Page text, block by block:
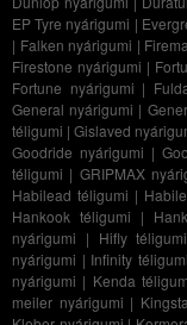
EP Tyre nyárigumi |
| Falken nyárigumi |
Firestone nyárigumi |
Fortune nyárigumi |
General nyárigumi |
téligumi |Gislaved
Goodride nyárigumi |
téligumi | GRIPMAX
Habilead téligumi |
Hankook téligumi |
nyárigumi | Hifly téligumi
nyárigumi | Infinity téligumi
nyárigumi | Kenda
meiler nyárigumi |